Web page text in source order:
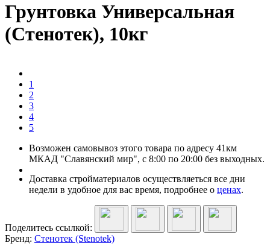
Грунтовка Универсальная
(Стенотек), 10кг
1
2
3
4
5
Возможен самовывоз этого товара по адресу 41км
МКАД "Славянский мир", с 8:00 по 20:00 без выходных.
Доставка стройматериалов осуществляеться все дни
недели в удобное для вас время, подробнее о ценах.
Поделитесь ссылкой:
Бренд: Стенотек (Stenotek)